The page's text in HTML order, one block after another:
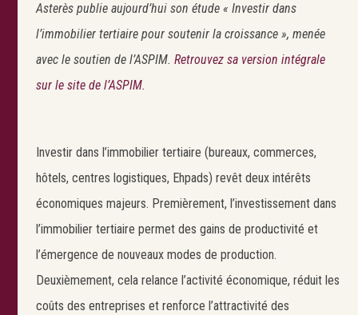
Asterès publie aujourd’hui son étude « Investir dans
l’immobilier tertiaire pour soutenir la croissance », menée
avec le soutien de l’ASPIM. Retrouvez sa version intégrale
sur le site de l’ASPIM.
Investir dans l’immobilier tertiaire (bureaux, commerces,
hôtels, centres logistiques, Ehpads) revêt deux intérêts
économiques majeurs. Premièrement, l’investissement dans
l’immobilier tertiaire permet des gains de productivité et
l’émergence de nouveaux modes de production.
Deuxièmement, cela relance l’activité économique, réduit les
coûts des entreprises et renforce l’attractivité des